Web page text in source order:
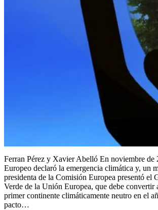
Ferran Pérez y Xavier Abelló En noviembre de
Europeo declaró la emergencia climática y, un
presidenta de la Comisión Europea presentó el
Verde de la Unión Europea, que debe convertir
primer continente climáticamente neutro en el
pacto…